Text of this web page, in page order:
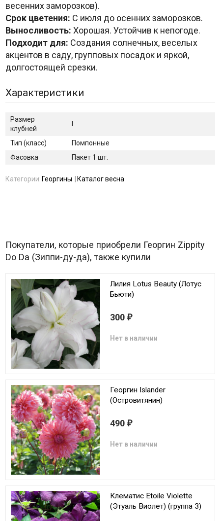
весенних заморозков).
Срок цветения: С июля до осенних заморозков.
Выносливость: Хорошая. Устойчив к непогоде.
Подходит для: Создания солнечных, веселых
акцентов в саду, групповых посадок и яркой,
долгостоящей срезки.
Характеристики
Размер
клубней
Тип (класс)
Помпонные
Фасовка
Пакет 1 шт.
Категории: Георгины Каталог весна
Покупатели, которые приобрели Георгин Zippity
Do Da (Зиппи-ду-да), также купили
Лилия Lotus Beauty (Лотус
Бьюти)
300 ₽
Нет в наличии
Георгин Islander
(Островитянин)
490 ₽
Нет в наличии
Клематис Etoile Violette
(Этуаль Виолет) (группа 3)